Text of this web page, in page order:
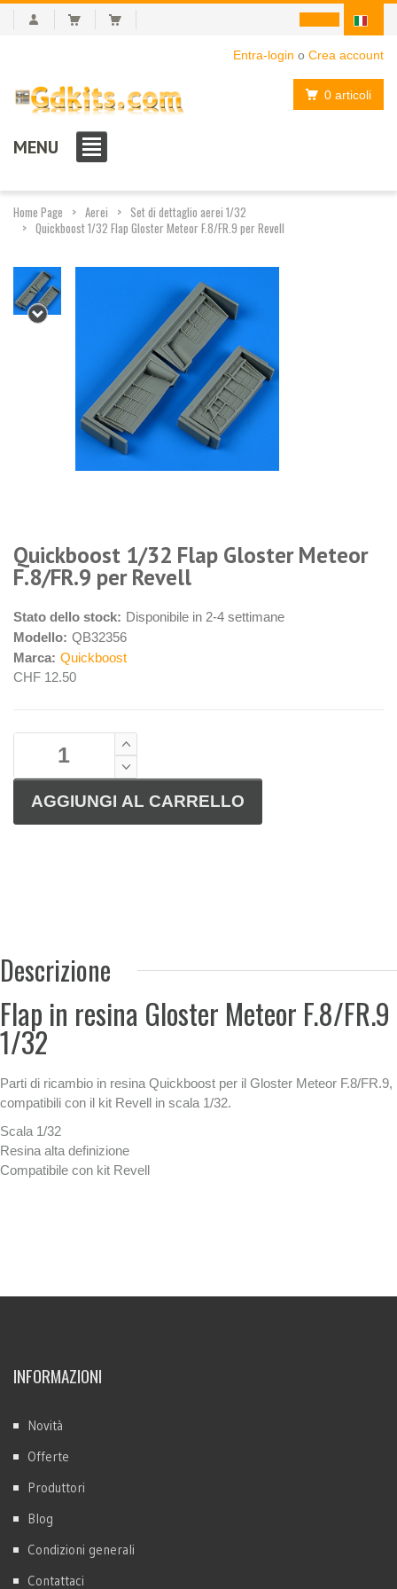
Entra-login o Crea account
0 articoli
MENU
Home Page Aerei
Set di dettaglio aerei 1/32
Quickboost 1/32 Flap Gloster Meteor F.8/FR.9 per Revell
Quickboost 1/32 Flap Gloster Meteor
F.8/FR.9 per Revell
Stato dello stock: Disponibile in 2-4 settimane
Modello: QB32356
Marca: Quickboost
CHF 12.50
Descrizione
Flap in resina Gloster Meteor F.8/FR.9
1/32
Parti di ricambio in resina Quickboost per il Gloster Meteor F.8/FR.9,
compatibili con il kit Revell in scala 1/32.
Scala 1/32
Resina alta definizione
Compatibile con kit Revell
INFORMAZIONI
Novità
Offerte
Produttori
Blog
Condizioni generali
Contattaci